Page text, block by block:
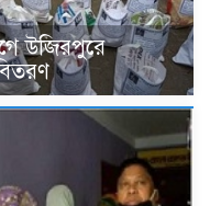
উজিরপুরে